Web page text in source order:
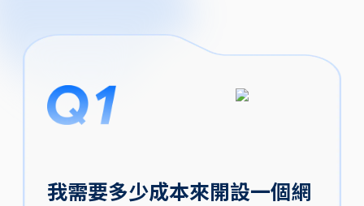
我需要多少成本來開設一個網